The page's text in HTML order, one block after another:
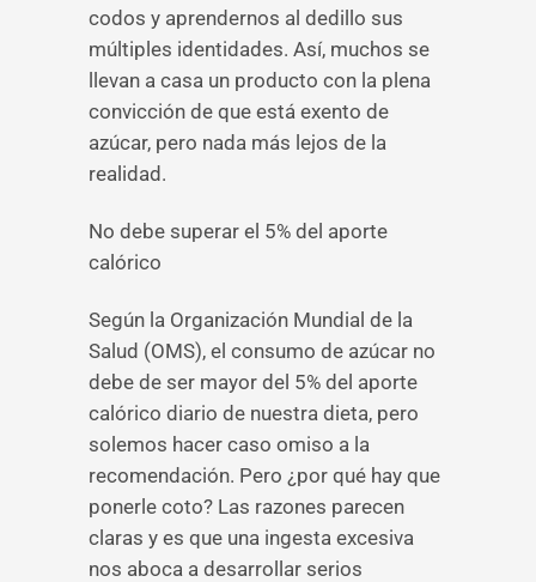
codos y aprendernos al dedillo sus
múltiples identidades. Así, muchos se
llevan a casa un producto con la plena
convicción de que está exento de
azúcar, pero nada más lejos de la
realidad.
No debe superar el 5% del aporte
calórico
Según la Organización Mundial de la
Salud (OMS), el consumo de azúcar no
debe de ser mayor del 5% del aporte
calórico diario de nuestra dieta, pero
solemos hacer caso omiso a la
recomendación. Pero ¿por qué hay que
ponerle coto? Las razones parecen
claras y es que una ingesta excesiva
nos aboca a desarrollar serios